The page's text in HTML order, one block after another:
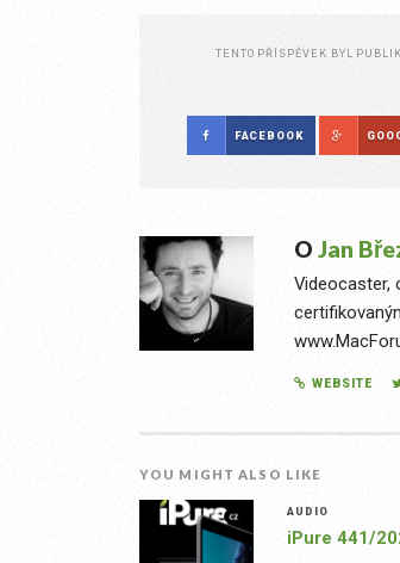
TENTO PŘÍSPĚVEK BYL
FACEBOOK
O Jan
Videocaster,
WEBSITE
YOU MIGHT ALSO LIKE
AUDIO
iPure 441/